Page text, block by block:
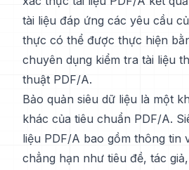
tài liệu đáp ứng các yêu cầu
thực có thể được thực hiện
chuyên dụng kiểm tra tài liệu
thuật PDF/A.
Bảo quản siêu dữ liệu là một
khác của tiêu chuẩn PDF/A.
liệu PDF/A bao gồm thông tin
chẳng hạn như tiêu đề, tác